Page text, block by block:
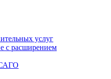
услуг
с расширением